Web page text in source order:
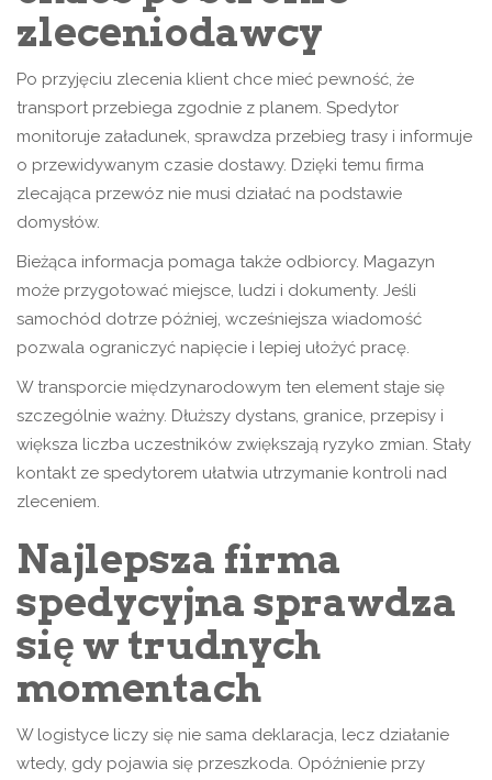
zleceniodawcy
Po przyjęciu zlecenia klient chce mieć pewność, że
transport przebiega zgodnie z planem. Spedytor
monitoruje załadunek, sprawdza przebieg trasy i informuje
o przewidywanym czasie dostawy. Dzięki temu firma
zlecająca przewóz nie musi działać na podstawie
domysłów.
Bieżąca informacja pomaga także odbiorcy. Magazyn
może przygotować miejsce, ludzi i dokumenty. Jeśli
samochód dotrze później, wcześniejsza wiadomość
pozwala ograniczyć napięcie i lepiej ułożyć pracę.
W transporcie międzynarodowym ten element staje się
szczególnie ważny. Dłuższy dystans, granice, przepisy i
większa liczba uczestników zwiększają ryzyko zmian. Stały
kontakt ze spedytorem ułatwia utrzymanie kontroli nad
zleceniem.
Najlepsza firma
spedycyjna sprawdza
się w trudnych
momentach
W logistyce liczy się nie sama deklaracja, lecz działanie
wtedy, gdy pojawia się przeszkoda. Opóźnienie przy